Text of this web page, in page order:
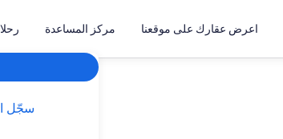
اعرض عقارك على موقعنا مركز المساعدة
سجّل